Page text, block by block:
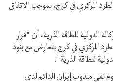
المركزي في كرج، بموجب الاتفاق
الدولية للطاقة الذرية، أن "قرار
المركزي في كرج يتعارض مع بنود
للطاقة الذرية".
نفى مندوب إيران الدائم لدى